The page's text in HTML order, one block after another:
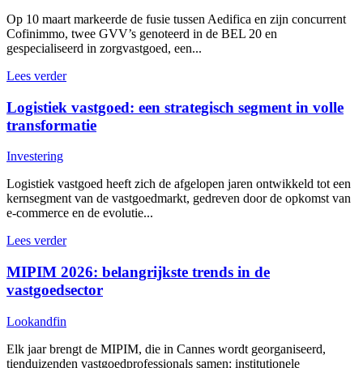
Op 10 maart markeerde de fusie tussen Aedifica en zijn concurrent
Cofinimmo, twee GVV’s genoteerd in de BEL 20 en
gespecialiseerd in zorgvastgoed, een...
Lees verder
Logistiek vastgoed: een strategisch segment in volle
transformatie
Investering
Logistiek vastgoed heeft zich de afgelopen jaren ontwikkeld tot een
kernsegment van de vastgoedmarkt, gedreven door de opkomst van
e-commerce en de evolutie...
Lees verder
MIPIM 2026: belangrijkste trends in de
vastgoedsector
Lookandfin
Elk jaar brengt de MIPIM, die in Cannes wordt georganiseerd,
tienduizenden vastgoedprofessionals samen: institutionele